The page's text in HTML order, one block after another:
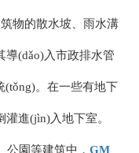
物的散水坡、雨水溝
導(dǎo)入市政排水管
。在一些有地下
進(jìn)入地下室。
公園等建筑中，GM